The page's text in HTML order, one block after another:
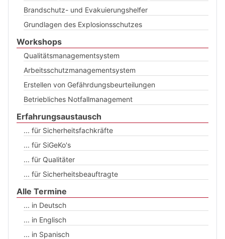
Brandschutz- und Evakuierungshelfer
Grundlagen des Explosionsschutzes
Workshops
Qualitätsmanagementsystem
Arbeitsschutzmanagementsystem
Erstellen von Gefährdungsbeurteilungen
Betriebliches Notfallmanagement
Erfahrungsaustausch
... für Sicherheitsfachkräfte
... für SiGeKo's
... für Qualitäter
... für Sicherheitsbeauftragte
Alle Termine
... in Deutsch
... in Englisch
... in Spanisch